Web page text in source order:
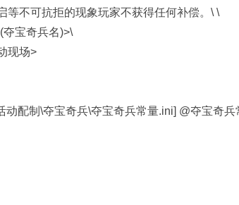
等不可抗拒的现象玩家不获得任何补偿。\ \
宝奇兵名)>\
现场>
动配制\夺宝奇兵\夺宝奇兵常量.ini] @夺宝奇兵